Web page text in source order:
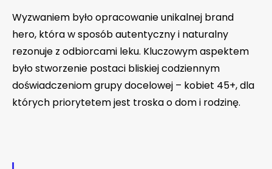
Wyzwaniem było opracowanie unikalnej brand
hero, która w sposób autentyczny i naturalny
rezonuje z odbiorcami leku. Kluczowym aspektem
było stworzenie postaci bliskiej codziennym
doświadczeniom grupy docelowej – kobiet 45+, dla
których priorytetem jest troska o dom i rodzinę.